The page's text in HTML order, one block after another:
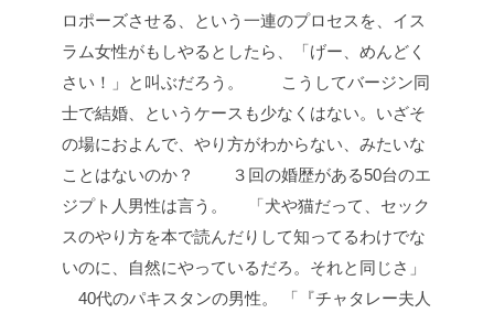
ロポーズさせる、という一連のプロセスを、イス
ラム女性がもしやるとしたら、「げー、めんどく
さい！」と叫ぶだろう。
こうしてバージン同
士で結婚、というケースも少なくはない。いざそ
の場におよんで、やり方がわからない、みたいな
ことはないのか？
３回の婚歴がある50台のエ
ジプト人男性は言う。
「犬や猫だって、セック
スのやり方を本で読んだりして知ってるわけでな
いのに、自然にやっているだろ。それと同じさ」
40代のパキスタンの男性。
「『チャタレー夫人